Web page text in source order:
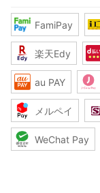
FamiPay
楽天Edy
au PAY
メルペイ
WeChat Pay